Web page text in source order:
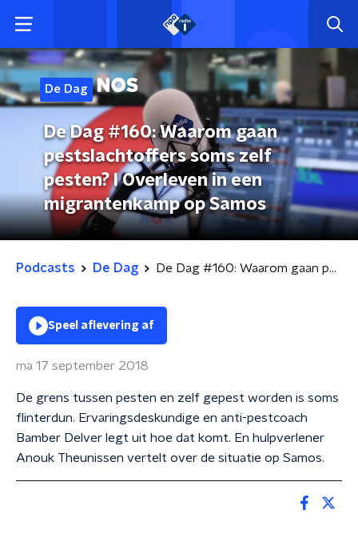
De Dag
De Dag #160: Waarom gaan
pestslachtoffers soms zelf
pesten? l Overleven in een
migrantenkamp op Samos
Podcasts De Dag De Dag #160: Waarom gaan pestslachtoffers soms zelf pesten? l Overleven in een migrantenkamp op Samos
Speel aflevering af
ma 17 september 2018
De grens tussen pesten en zelf gepest worden is soms
flinterdun. Ervaringsdeskundige en anti-pestcoach
Bamber Delver legt uit hoe dat komt. En hulpverlener
Anouk Theunissen vertelt over de situatie op Samos.